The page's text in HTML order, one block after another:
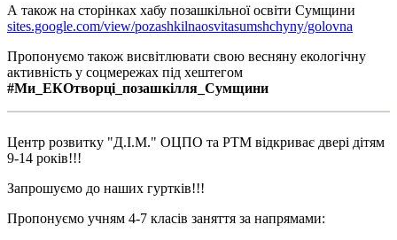
А також на сторінках хабу позашкільної освіти Сумщини
sites.google.com/view/pozashkilnaosvitasumshchyny/golovna
Пропонуємо також висвітлювати свою весняну екологічну
активність у соцмережах під хештегом
#Ми_ЕКОтворці_позашкілля_Сумщини
Центр розвитку "Д.І.М." ОЦПО та РТМ відкриває двері дітям
9-14 років!!!
Запрошуємо до наших гуртків!!!
Пропонуємо учням 4-7 класів заняття за напрямами: